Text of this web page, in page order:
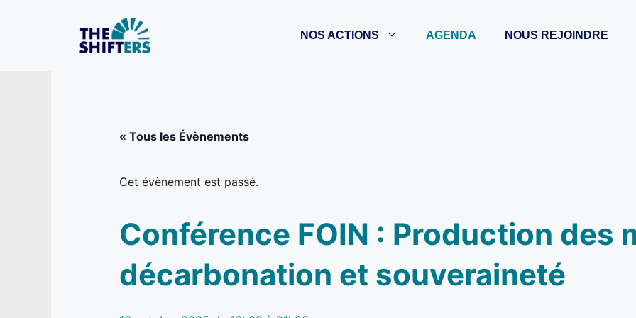
NOS ACTIONS AGENDA NOUS REJOINDRE
« Tous les Évènements
Cet évènement est passé.
Conférence FOIN : Production des
décarbonation et souveraineté